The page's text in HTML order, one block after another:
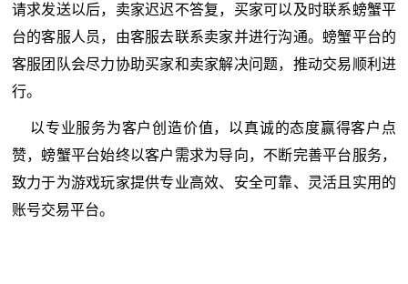
请求发送以后，卖家迟迟不答复，买家可以及时联系螃蟹平
台的客服人员，由客服去联系卖家并进行沟通。螃蟹平台的
客服团队会尽力协助买家和卖家解决问题，推动交易顺利进
行。
以专业服务为客户创造价值，以真诚的态度赢得客户点
赞，螃蟹平台始终以客户需求为导向，不断完善平台服务，
致力于为游戏玩家提供专业高效、安全可靠、灵活且实用的
账号交易平台。